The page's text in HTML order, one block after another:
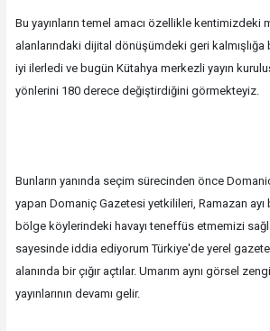
Bu yayınların temel amacı özellikle kentimizdeki
alanlarındaki dijital dönüşümdeki geri
iyi ilerledi ve bugün Kütahya merkezli yayın
yönlerini 180 derece değiştirdiğini görmekteyiz.
Bunların yanında seçim sürecinden önce
yapan Domaniç Gazetesi yetkilileri, Ramazan
bölge köylerindeki havayı teneffüs etmemizi
sayesinde iddia ediyorum Türkiye'de yerel
alanında bir çığır açtılar. Umarım aynı görsel
yayınlarının devamı gelir.